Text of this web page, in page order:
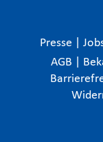
Presse
AGB